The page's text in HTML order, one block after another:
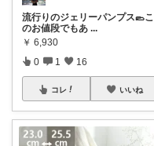
流行りのジェリーパンプス🥿こ
のお値段でもあ ...
￥ 6,930
0 1 16
コレ いいね